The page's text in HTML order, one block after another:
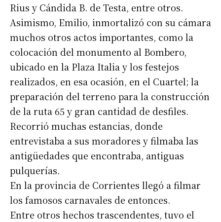
Rius y Cándida B. de Testa, entre otros.
Asimismo, Emilio, inmortalizó con su cámara
muchos otros actos importantes, como la
colocación del monumento al Bombero,
ubicado en la Plaza Italia y los festejos
realizados, en esa ocasión, en el Cuartel; la
preparación del terreno para la construcción
de la ruta 65 y gran cantidad de desfiles.
Recorrió muchas estancias, donde
entrevistaba a sus moradores y filmaba las
antigüedades que encontraba, antiguas
pulquerías.
En la provincia de Corrientes llegó a filmar
los famosos carnavales de entonces.
Entre otros hechos trascendentes, tuvo el